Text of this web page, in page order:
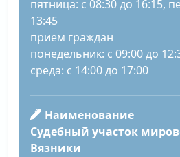
пятница: с 08:30 до 16:15,
13:45
прием граждан
понедельник: с 09:00 до
среда: с 14:00 до 17:00
Наименование
Судебный участок
Вязники